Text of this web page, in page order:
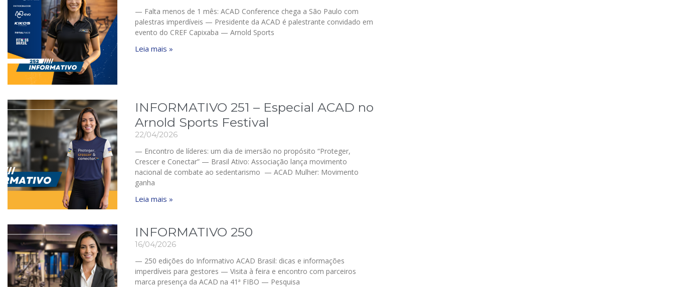
— Falta menos de 1 mês: ACAD Conference chega a São Paulo com
palestras imperdíveis — Presidente da ACAD é palestrante convidado em
evento do CREF Capixaba — Arnold Sports
Leia mais »
INFORMATIVO 251 – Especial ACAD no
Arnold Sports Festival
22/04/2026
— Encontro de líderes: um dia de imersão no propósito “Proteger,
Crescer e Conectar” — Brasil Ativo: Associação lança movimento
nacional de combate ao sedentarismo — ACAD Mulher: Movimento
ganha
Leia mais »
INFORMATIVO 250
16/04/2026
— 250 edições do Informativo ACAD Brasil: dicas e informações
imperdíveis para gestores — Visita à feira e encontro com parceiros
marca presença da ACAD na 41ª FIBO — Pesquisa